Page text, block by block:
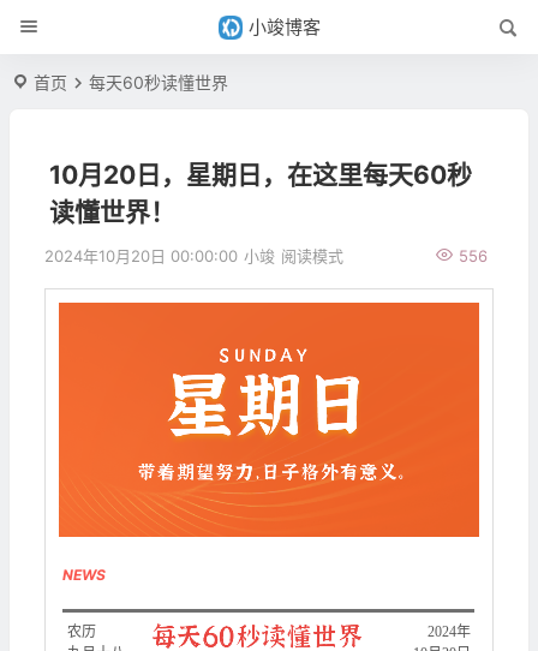
小竣博客
首页 每天60秒读懂世界
10月20日，星期日，在这里每天60秒
读懂世界！
2024年10月20日 00:00:00 小竣 556
阅读模式
NEWS
2024年
农历